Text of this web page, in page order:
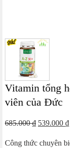
Vitamin tổng
viên của Đức
685.000₫ Giá
539.000 ₫
Công thức chuyên